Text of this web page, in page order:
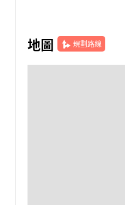
地圖 規劃路線